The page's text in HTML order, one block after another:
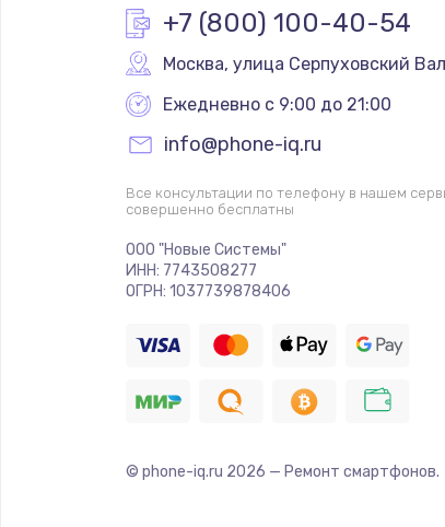
+7 (800) 100-40-54
Москва, улица Серпуховский
Ежедневно с 9:00 до 21:00
info@phone-iq.ru
Все консультации по телефону в нашем
совершенно бесплатны
ООО "Новые Системы"
ИНН: 7743508277
ОГРН: 1037739878406
© phone-iq.ru 2026 — Ремонт смартфонов.